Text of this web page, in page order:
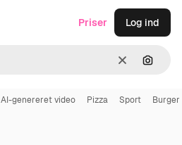
Klar Søg
Priser Log ind
AI-genereret video Pizza Sport Burger